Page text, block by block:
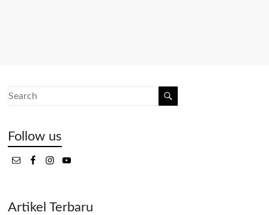
Follow us
Artikel Terbaru